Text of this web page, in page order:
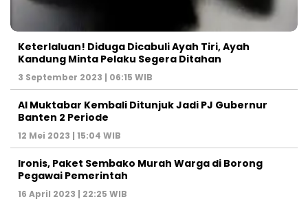
Keterlaluan! Diduga Dicabuli Ayah Tiri, Ayah
Kandung Minta Pelaku Segera Ditahan
3 September 2023 | 06:15 WIB
Al Muktabar Kembali Ditunjuk Jadi PJ Gubernur
Banten 2 Periode
12 Mei 2023 | 15:04 WIB
Ironis, Paket Sembako Murah Warga di Borong
Pegawai Pemerintah
16 April 2023 | 22:25 WIB